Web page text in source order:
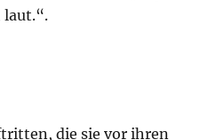
laut.“.
die sie vor ihren